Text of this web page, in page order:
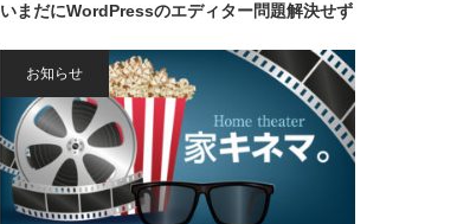
いまだにWordPressのエディター問題解決せず
お知らせ